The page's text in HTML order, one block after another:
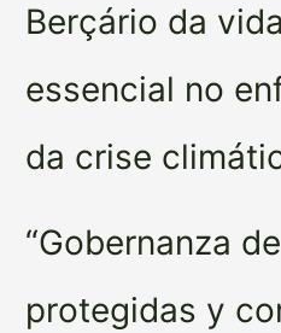
Berçário da
essencial no
da crise
“Gobernanza
protegidas y